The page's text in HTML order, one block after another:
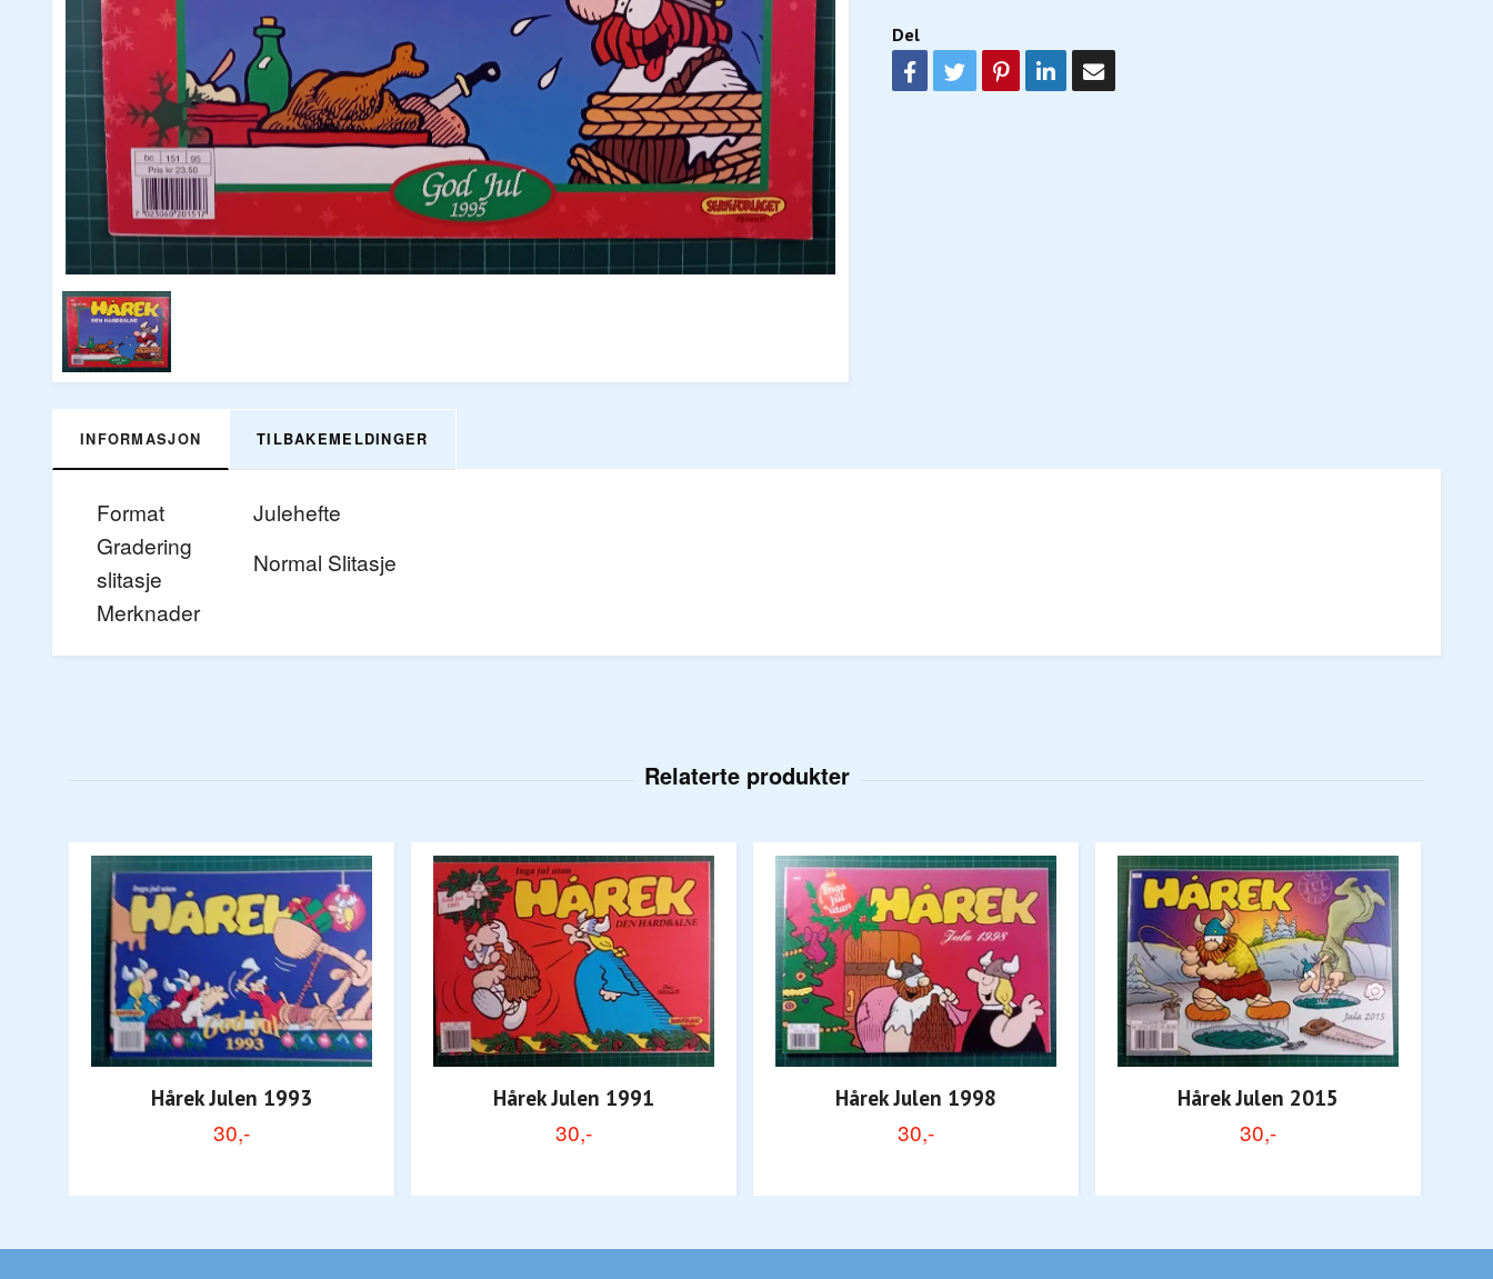
Del
INFORMASJON TILBAKEMELDINGER
Format
Julehefte
Gradering
slitasje
Normal Slitasje
Merknader
Hårek Julen 1993
30,-
Hårek Julen 1991
30,-
Hårek Julen 1998
30,-
Hårek Julen 2015
30,-